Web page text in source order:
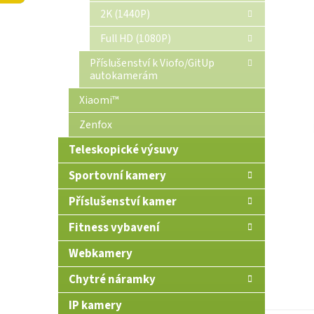
2K (1440P)
Full HD (1080P)
Příslušenství k Viofo/GitUp
autokamerám
Xiaomi™
Zenfox
Teleskopické výsuvy
Sportovní kamery
Příslušenství kamer
Fitness vybavení
Webkamery
Chytré náramky
IP kamery